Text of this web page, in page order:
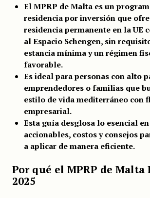
El MPRP de Malta es un
residencia por inversión que
residencia permanente en la UE
al Espacio Schengen, sin
estancia mínima y un régimen
favorable.
Es ideal para personas con alto
emprendedores o familias que
estilo de vida mediterráneo con
empresarial.
Esta guía desglosa lo esencial
accionables, costos y consejos
a aplicar de manera eficiente.
Por qué el MPRP de Malta
2025